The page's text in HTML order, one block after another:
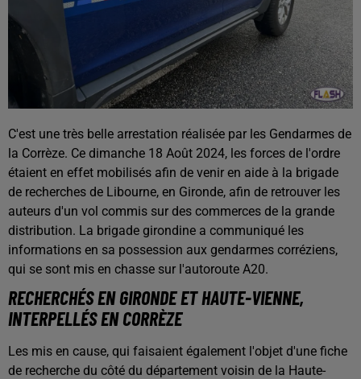
C'est une très belle arrestation réalisée par les Gendarmes de
la Corrèze. Ce dimanche 18 Août 2024, les forces de l'ordre
étaient en effet mobilisés afin de venir en aide à la brigade
de recherches de Libourne, en Gironde, afin de retrouver les
auteurs d'un vol commis sur des commerces de la grande
distribution. La brigade girondine a communiqué les
informations en sa possession aux gendarmes corréziens,
qui se sont mis en chasse sur l'autoroute A20.
RECHERCHÉS EN GIRONDE ET HAUTE-VIENNE,
INTERPELLÉS EN CORRÈZE
Les mis en cause, qui faisaient également l'objet d'une fiche
de recherche du côté du département voisin de la Haute-